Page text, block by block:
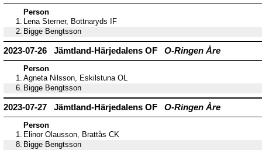
Person
1. Lena Sterner, Bottnaryds IF
2. Bigge Bengtsson
2023-07-26 Jämtland-Härjedalens OF O-Ringen Åre
Person
1. Agneta Nilsson, Eskilstuna OL
6. Bigge Bengtsson
2023-07-27 Jämtland-Härjedalens OF O-Ringen Åre
Person
1. Elinor Olausson, Brattås CK
8. Bigge Bengtsson